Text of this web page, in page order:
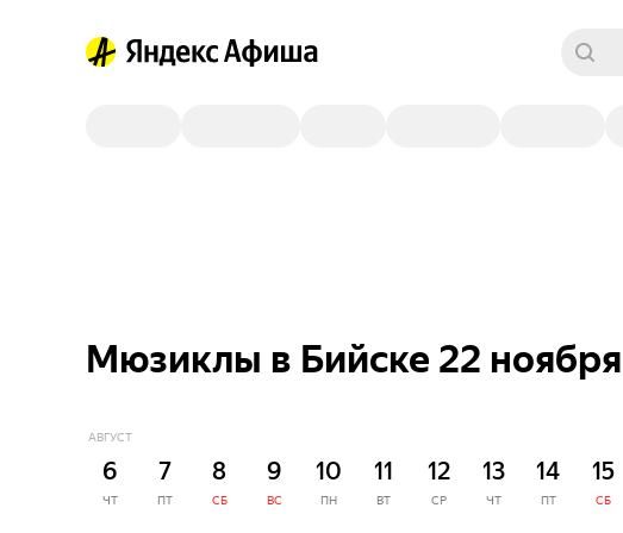
Мюзиклы в Бийске 22 ноября
АВГУСТ
6
ЧТ
7
ПТ
8
СБ
9
ВС
10
ПН
11
ВТ
12
СР
13
ЧТ
14
ПТ
15
СБ